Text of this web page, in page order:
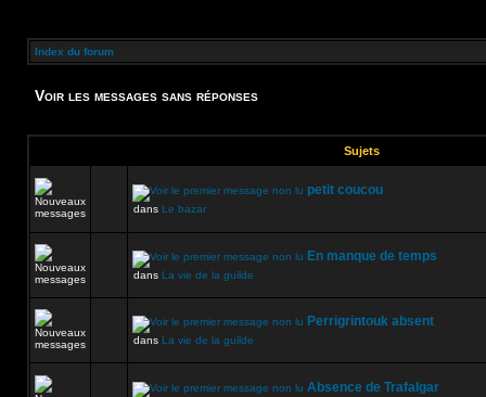
Index du forum
Voir les messages sans réponses
Sujets
petit coucou
dans Le bazar
En manque de temps
dans La vie de la guilde
Perrigrintouk absent
dans La vie de la guilde
Absence de Trafalgar